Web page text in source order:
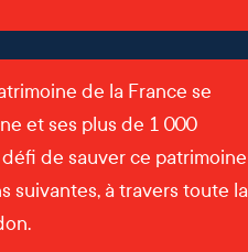
de la France se
et ses plus de 1 000
de sauver ce patrimoine
suivantes, à travers toute la